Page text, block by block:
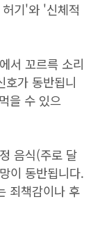
기'와 '신체적
서 꼬르륵 소리
호가 동반됩니
을 수 있으
음식(주로 달
이 동반됩니다.
죄책감이나 후